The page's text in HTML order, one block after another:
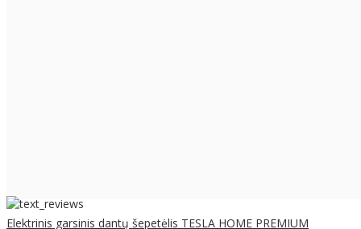
Elektrinis garsinis dantų šepetėlis TESLA HOME PREMIUM